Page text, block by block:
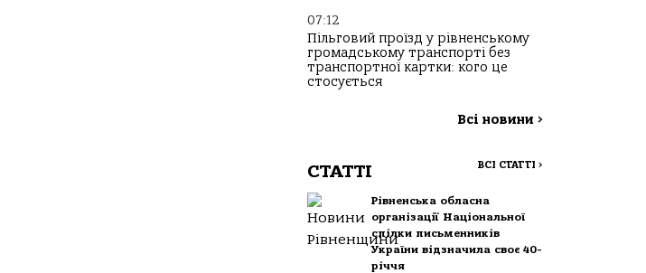
07:12
Пільговий проїзд у рівненському
громадському транспорті без
транспортної картки: кого це
стосується
Всі новини >
СТАТТІ ВСІ СТАТТІ >
Рівненська обласна
організації Національної
спілки письменників
України відзначила своє 40-
річчя